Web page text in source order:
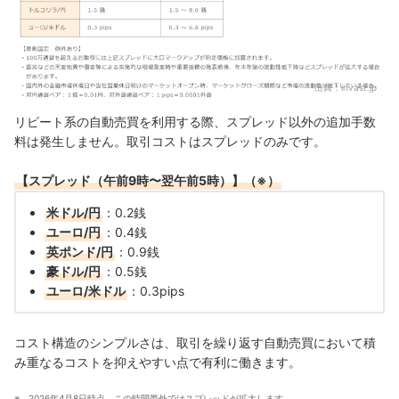
出典：invast.jp
リピート系の自動売買を利用する際、スプレッド以外の追加手数
料は発生しません。取引コストはスプレッドのみです。
【スプレッド（午前9時〜翌午前5時）】（※）
米ドル/円 ：0.2銭
ユーロ/円 ：0.4銭
英ポンド/円 ：0.9銭
豪ドル/円 ：0.5銭
ユーロ/米ドル ：0.3pips
コスト構造のシンプルさは、取引を繰り返す自動売買において積
み重なるコストを抑えやすい点で有利に働きます。